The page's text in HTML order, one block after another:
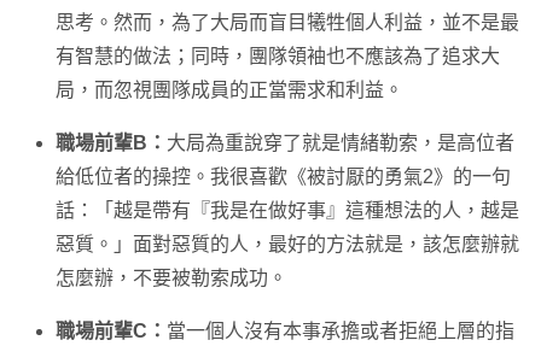
思考。然而，為了大局而盲目犧牲個人利益，並不是最
有智慧的做法；同時，團隊領袖也不應該為了追求大
局，而忽視團隊成員的正當需求和利益。
職場前輩B： 大局為重說穿了就是情緒勒索，是高位者
給低位者的操控。我很喜歡《被討厭的勇氣2》的一句
話：「越是帶有『我是在做好事』這種想法的人，越是
惡質。」面對惡質的人，最好的方法就是，該怎麼辦就
怎麼辦，不要被勒索成功。
職場前輩C： 當一個人沒有本事承擔或者拒絕上層的指